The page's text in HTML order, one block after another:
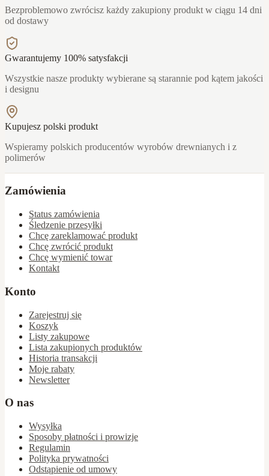
Bezproblemowo zwrócisz każdy zakupiony produkt w ciągu 14 dni
od dostawy
Gwarantujemy 100% satysfakcji
Wszystkie nasze produkty wybierane są starannie pod kątem jakości
i designu
Kupujesz polski produkt
Wspieramy polskich producentów wyrobów drewnianych i z
polimerów
Zamówienia
Status zamówienia
Śledzenie przesyłki
Chcę zareklamować produkt
Chcę zwrócić produkt
Chcę wymienić towar
Kontakt
Konto
Zarejestruj się
Koszyk
Listy zakupowe
Lista zakupionych produktów
Historia transakcji
Moje rabaty
Newsletter
O nas
Wysyłka
Sposoby płatności i prowizje
Regulamin
Polityka prywatności
Odstąpienie od umowy